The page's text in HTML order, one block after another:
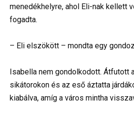
menedékhelyre, ahol Eli-nak kellett
fogadta.
– Eli elszökött – mondta egy
Isabella nem gondolkodott. Átfutott
sikátorokon és az eső áztatta
kiabálva, amíg a város mintha